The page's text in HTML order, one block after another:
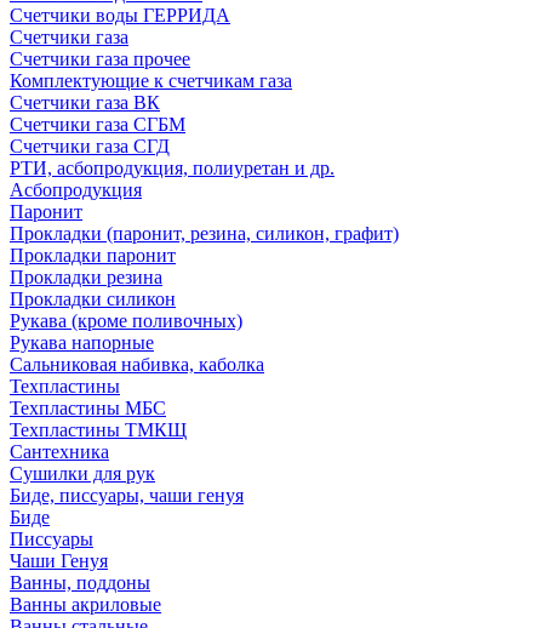
Счетчики воды ГЕРРИДА
Счетчики газа
Счетчики газа прочее
Комплектующие к счетчикам газа
Счетчики газа ВК
Счетчики газа СГБМ
Счетчики газа СГД
РТИ, асбопродукция, полиуретан и др.
Асбопродукция
Паронит
Прокладки (паронит, резина, силикон, графит)
Прокладки паронит
Прокладки резина
Прокладки силикон
Рукава (кроме поливочных)
Рукава напорные
Сальниковая набивка, каболка
Техпластины
Техпластины МБС
Техпластины ТМКЩ
Сантехника
Сушилки для рук
Биде, писсуары, чаши генуя
Биде
Писсуары
Чаши Генуя
Ванны, поддоны
Ванны акриловые